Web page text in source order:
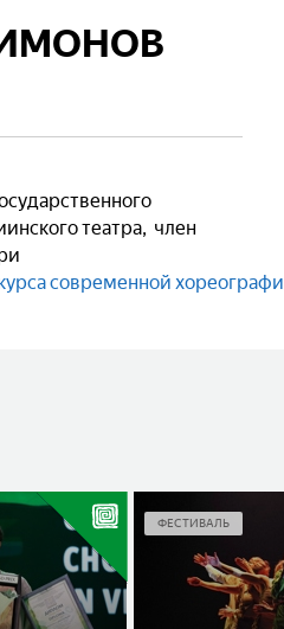
театра, член
современной
ФЕСТИВАЛЬ